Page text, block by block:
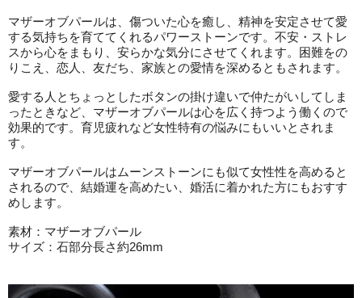
マザーオブパールは、傷ついた心を癒し、精神を安定させて愛
する気持ちを育ててくれるパワーストーンです。不安・ストレ
スから心をまもり、安らかな気分にさせてくれます。困難をの
りこえ、恋人、友だち、家族との愛情を深めるともされます。
愛する人とちょっとしたボタンの掛け違いで仲たがいしてしま
ったときなど、マザーオブパールは心を広く持つよう働くので
効果的です。育児疲れなど女性特有の悩みにもいいとされま
す。
マザーオブパールはムーンストーンにも似て女性性を高めると
されるので、結婚運を高めたい、婚活に着かれた方にもおすす
めします。
素材：マザーオブパール
サイズ：石部分長さ約26mm